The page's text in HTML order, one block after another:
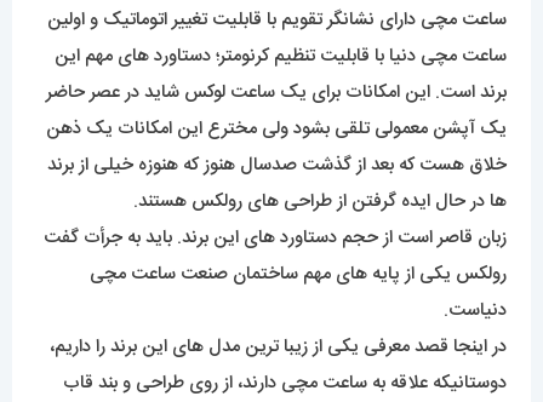
ساعت مچی دارای نشانگر تقویم با قابلیت تغییر اتوماتیک و اولین
ساعت مچی دنیا با قابلیت تنظیم کرنومتر؛ دستاورد های مهم این
برند است. این امکانات برای یک ساعت لوکس شاید در عصر حاضر
یک آپشن معمولی تلقی بشود ولی مخترع این امکانات یک ذهن
خلاق هست که بعد از گذشت صدسال هنوز که هنوزه خیلی از برند
ها در حال ایده گرفتن از طراحی های رولکس هستند.
زبان قاصر است از حجم دستاورد های این برند. باید به جرأت گفت
رولکس یکی از پایه های مهم ساختمان صنعت ساعت مچی
دنیاست.
در اینجا قصد معرفی یکی از زیبا ترین مدل های این برند را داریم،
دوستانیکه علاقه به ساعت مچی دارند، از روی طراحی و بند قاب